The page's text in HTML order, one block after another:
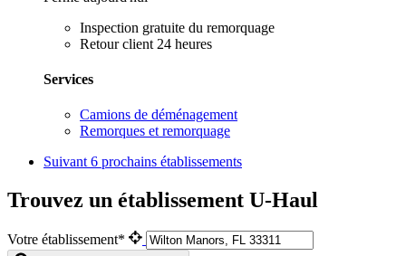
Inspection gratuite du remorquage
Retour client 24 heures
Services
Camions de déménagement
Remorques et remorquage
Suivant 6 prochains établissements
Trouvez un établissement U-Haul
Votre établissement*